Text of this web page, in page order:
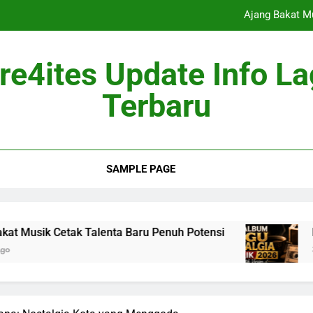
Ajang Bakat
Industri
Update Info
Terbaru
SAMPLE PAGE
Talenta Baru Penuh Potensi Berita Musik
3 Months Ago